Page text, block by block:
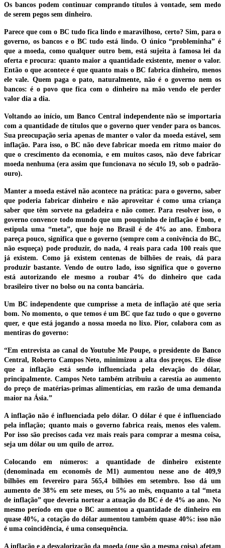
Os bancos podem continuar comprando títulos à vontade, sem medo
de serem pegos sem dinheiro.
Parece que com o BC tudo fica lindo e maravilhoso, certo? Sim, para o
governo, os bancos e o BC tudo está lindo. O único “probleminha” é
que a moeda, como qualquer outro bem, está sujeita à famosa lei da
oferta e procura: quanto maior a quantidade existente, menor o valor.
Então o que acontece é que quanto mais o BC fabrica dinheiro, menos
ele vale. Quem paga o pato, naturalmente, não é o governo nem os
bancos: é o povo que fica com o dinheiro na mão vendo ele perder
valor dia a dia.
Voltando ao início, um Banco Central independente não se importaria
com a quantidade de títulos que o governo quer vender para os bancos.
Sua preocupação seria apenas de manter o valor da moeda estável, sem
inflação. Para isso, o BC não deve fabricar moeda em ritmo maior do
que o crescimento da economia, e em muitos casos, não deve fabricar
moeda nenhuma (era assim que funcionava no século 19, sob o padrão-
ouro).
Manter a moeda estável não acontece na prática: para o governo, saber
que poderia fabricar dinheiro e não aproveitar é como uma criança
saber que têm sorvete na geladeira e não comer. Para resolver isso, o
governo convence todo mundo que um pouquinho de inflação é bom, e
estipula uma “meta”, que hoje no Brasil é de 4% ao ano. Embora
pareça pouco, significa que o governo (sempre com a conivência do BC,
não esqueça) pode produzir, do nada, 4 reais para cada 100 reais que
já existem. Como já existem centenas de bilhões de reais, dá para
produzir bastante. Vendo de outro lado, isso significa que o governo
está autorizando ele mesmo a roubar 4% do dinheiro que cada
brasileiro tiver no bolso ou na conta bancária.
Um BC independente que cumprisse a meta de inflação até que seria
bom. No momento, o que temos é um BC que faz tudo o que o governo
quer, e que está jogando a nossa moeda no lixo. Pior, colabora com as
mentiras do governo:
“Em entrevista ao canal do Youtube Me Poupe, o presidente do Banco
Central, Roberto Campos Neto, minimizou a alta dos preços. Ele disse
que a inflação está sendo influenciada pela elevação do dólar,
principalmente. Campos Neto também atribuiu a carestia ao aumento
do preço de matérias-primas alimentícias, em razão de uma demanda
maior na Ásia.”
A inflação não é influenciada pelo dólar. O dólar é que é influenciado
pela inflação; quanto mais o governo fabrica reais, menos eles valem.
Por isso são precisos cada vez mais reais para comprar a mesma coisa,
seja um dólar ou um quilo de arroz.
Colocando em números: a quantidade de dinheiro existente
(denominada em economês de M1) aumentou nesse ano de 409,9
bilhões em fevereiro para 565,4 bilhões em setembro. Isso dá um
aumento de 38% em sete meses, ou 5% ao mês, enquanto a tal “meta
de inflação” que deveria nortear a atuação do BC é de 4% ao ano. No
mesmo período em que o BC aumentou a quantidade de dinheiro em
quase 40%, a cotação do dólar aumentou também quase 40%: isso não
é uma coincidência, é uma consequência.
A inflação e a desvalorização da moeda (que são a mesma coisa) afetam